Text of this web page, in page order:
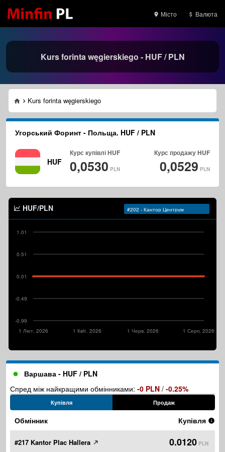
Місто Валюта
Kurs forinta węgierskiego - HUF / PLN
Kurs forinta węgierskiego
Угорський Форинт - Польща. HUF / PLN
HUF
Курс купівліHUF
0,0530 PLN
Курс продажуHUF
0,0529 PLN
HUF/PLN
-0.99
-0.49
0.01
0.51
1.01
1 Серп. 2026
1 Черв. 2026
1 Квiт. 2026
1 Лют. 2026
Варшава - HUF / PLN
Спред між найкращими обмінниками: -0 PLN / -0.25%
Купівля Продаж
Обмінник Купівля
#217 Kantor Plac Hallera 0.0120 PLN